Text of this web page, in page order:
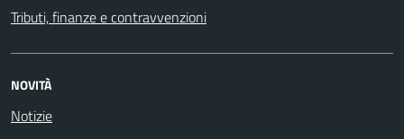
Tributi, finanze e contravvenzioni
NOVITÀ
Notizie